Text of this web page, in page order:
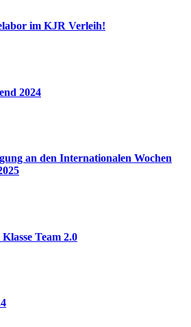
im KJR Verleih!
2024
an den Internationalen Wochen
Team 2.0